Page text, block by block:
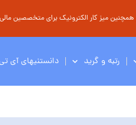
میز کار الکترونیک برای متخصصین
رتبه و گرید دانستنیهای آی